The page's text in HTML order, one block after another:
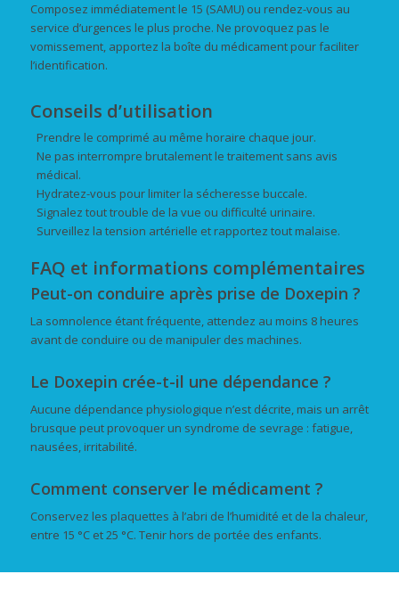
Composez immédiatement le 15 (SAMU) ou rendez-vous au
service d’urgences le plus proche. Ne provoquez pas le
vomissement, apportez la boîte du médicament pour faciliter
l’identification.
Conseils d’utilisation
Prendre le comprimé au même horaire chaque jour.
Ne pas interrompre brutalement le traitement sans avis
médical.
Hydratez-vous pour limiter la sécheresse buccale.
Signalez tout trouble de la vue ou difficulté urinaire.
Surveillez la tension artérielle et rapportez tout malaise.
FAQ et informations complémentaires
Peut-on conduire après prise de Doxepin ?
La somnolence étant fréquente, attendez au moins 8 heures
avant de conduire ou de manipuler des machines.
Le Doxepin crée-t-il une dépendance ?
Aucune dépendance physiologique n’est décrite, mais un arrêt
brusque peut provoquer un syndrome de sevrage : fatigue,
nausées, irritabilité.
Comment conserver le médicament ?
Conservez les plaquettes à l’abri de l’humidité et de la chaleur,
entre 15 °C et 25 °C. Tenir hors de portée des enfants.